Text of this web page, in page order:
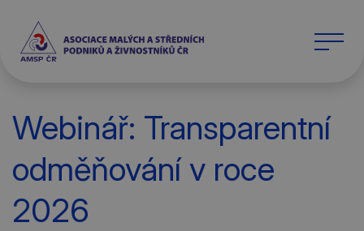
Webinář: Transparentní
odměňování v roce
2026